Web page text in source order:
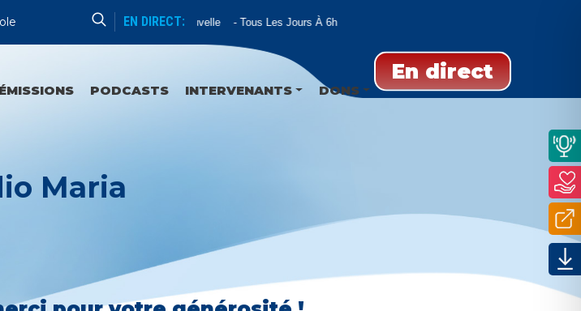
EN DIRECT:
Aube Nouvelle Tous Les Jours À 6h
En direct
ÉMISSIONS PODCASTS INTERVENANTS DONS
Maria